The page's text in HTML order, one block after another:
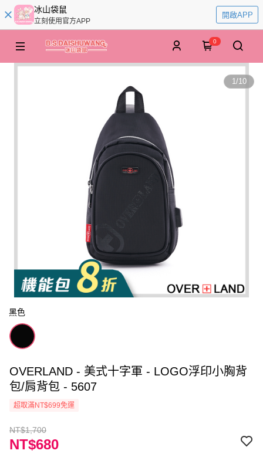
冰山袋鼠
立刻使用官方APP
開啟APP
0
1/10
黑色
OVERLAND - 美式十字軍 - LOGO浮印小胸背
包/肩背包 - 5607
超取滿NT$699免運
NT$1,700
NT$680